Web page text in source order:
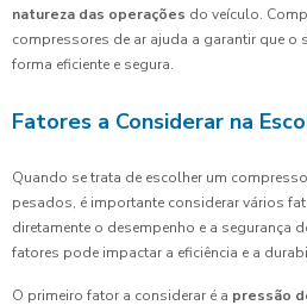
natureza das operações do veículo.
compressores de ar ajuda a garantir que o
forma eficiente e segura.
Fatores a Considerar na
Quando se trata de escolher um
pesados, é importante considerar vários
diretamente o desempenho e a segurança
fatores pode impactar a eficiência e a
O primeiro fator a considerar é a pressão